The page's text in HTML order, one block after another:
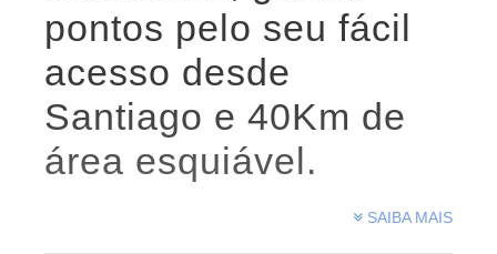
pontos pelo seu fácil
acesso desde
Santiago e 40Km de
área esquiável.
SAIBA MAIS